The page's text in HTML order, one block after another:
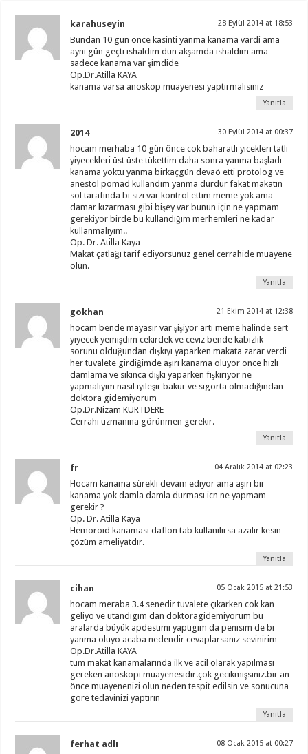
karahuseyin 28 Eylül 2014 at 18:53
Bundan 10 gün önce kasinti yanma kanama vardi ama
ayni gün geçti ishaldim dun akşamda ishaldim ama
sadece kanama var şimdide
Op.Dr.Atilla KAYA
kanama varsa anoskop muayenesi yaptırmalısınız
Yanıtla
2014 30 Eylül 2014 at 00:37
hocam merhaba 10 gün önce cok baharatlı yicekleri tatlı
yiyecekleri üst üste tükettim daha sonra yanma başladı
kanama yoktu yanma birkaçgün devaö etti protolog ve
anestol pomad kullandım yanma durdur fakat makatın
sol tarafında bi sızı var kontrol ettim meme yok ama
damar kızarması gibi bişey var bunun için ne yapmam
gerekiyor birde bu kullandığım merhemleri ne kadar
kullanmalıyım..
Op. Dr. Atilla Kaya
Makat çatlağı tarif ediyorsunuz genel cerrahide muayene
olun.
Yanıtla
gokhan 21 Ekim 2014 at 12:38
hocam bende mayasır var şişiyor artı meme halinde sert
yiyecek yemişdim cekirdek ve ceviz bende kabızlık
sorunu olduğundan dışkıyı yaparken makata zarar verdi
her tuvalete girdiğimde aşırı kanama oluyor önce hızlı
damlama ve sıkınca dışkı yaparken fışkırıyor ne
yapmalıyım nasıl iyileşir bakur ve sigorta olmadığından
doktora gidemiyorum
Op.Dr.Nizam KURTDERE
Cerrahi uzmanına görünmen gerekir.
Yanıtla
fr 04 Aralık 2014 at 02:23
Hocam kanama sürekli devam ediyor ama aşırı bir
kanama yok damla damla durması icn ne yapmam
gerekir ?
Op. Dr. Atilla Kaya
Hemoroid kanaması daflon tab kullanılırsa azalır kesin
çözüm ameliyatdır.
Yanıtla
cihan 05 Ocak 2015 at 21:53
hocam meraba 3.4 senedir tuvalete çıkarken cok kan
geliyo ve utandıgım dan doktoragidemiyorum bu
aralarda büyük apdestimi yaptıgım da penisim de bi
yanma oluyo acaba nedendir cevaplarsanız sevinirim
Op.Dr.Atilla KAYA
tüm makat kanamalarında ilk ve acil olarak yapılması
gereken anoskopi muayenesidir.çok gecikmişsiniz.bir an
önce muayenenizi olun neden tespit edilsin ve sonucuna
göre tedavinizi yaptırın
Yanıtla
ferhat adlı 08 Ocak 2015 at 00:27